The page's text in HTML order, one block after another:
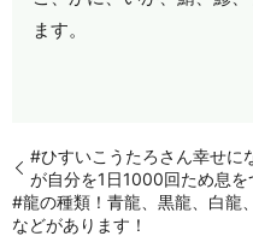
ます。
#ひすいこうたろさん幸せに
が自分を1日1000回ため息を
#龍の種類！青龍、黒龍、白龍
などがあります！